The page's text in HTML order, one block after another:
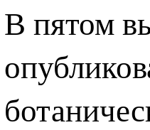
В пятом